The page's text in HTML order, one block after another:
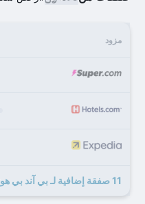
مزود
11 صفقة إضافية لـ بي آند بي هوتول بارسيلونا موليت